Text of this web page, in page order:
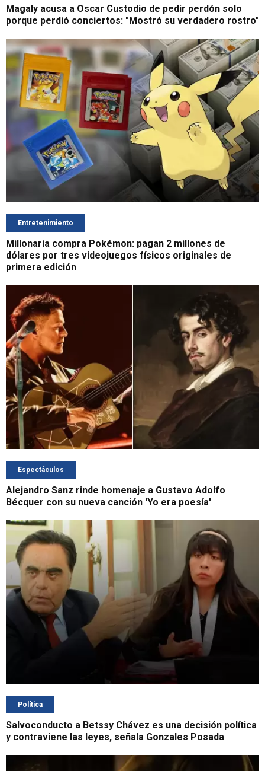
Magaly acusa a Oscar Custodio de pedir perdón solo
porque perdió conciertos: "Mostró su verdadero rostro"
Entretenimiento
Millonaria compra Pokémon: pagan 2 millones de
dólares por tres videojuegos físicos originales de
primera edición
Espectáculos
Alejandro Sanz rinde homenaje a Gustavo Adolfo
Bécquer con su nueva canción 'Yo era poesía'
Política
Salvoconducto a Betssy Chávez es una decisión política
y contraviene las leyes, señala Gonzales Posada